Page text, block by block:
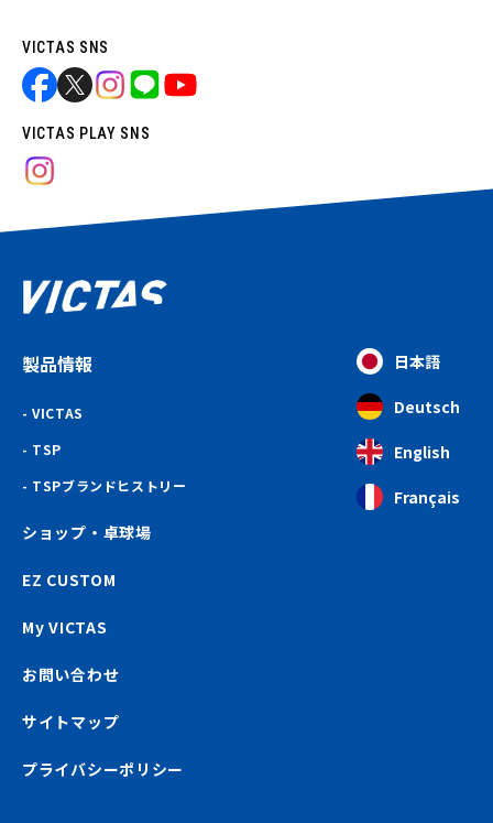
VICTAS SNS
VICTAS PLAY SNS
製品情報
VICTAS
TSP
TSPブランドヒストリー
ショップ・卓球場
EZ CUSTOM
My VICTAS
お問い合わせ
サイトマップ
プライバシーポリシー
日本語
Deutsch
English
Français